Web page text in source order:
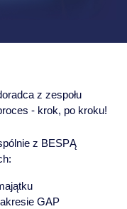
z zespołu
- krok, po kroku!
z BESPĄ
GAP